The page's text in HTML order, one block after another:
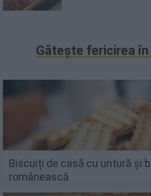
Gătește fericirea
Biscuiți de casă cu untură și
românească